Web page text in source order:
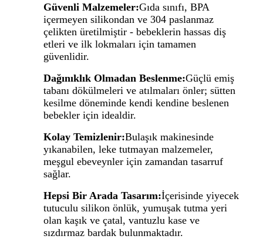
Güvenli Malzemeler:Gıda sınıfı, BPA
içermeyen silikondan ve 304 paslanmaz
çelikten üretilmiştir - bebeklerin hassas diş
etleri ve ilk lokmaları için tamamen
güvenlidir.
Dağınıklık Olmadan Beslenme:Güçlü emiş
tabanı dökülmeleri ve atılmaları önler; sütten
kesilme döneminde kendi kendine beslenen
bebekler için idealdir.
Kolay Temizlenir:Bulaşık makinesinde
yıkanabilen, leke tutmayan malzemeler,
meşgul ebeveynler için zamandan tasarruf
sağlar.
Hepsi Bir Arada Tasarım:İçerisinde yiyecek
tutuculu silikon önlük, yumuşak tutma yeri
olan kaşık ve çatal, vantuzlu kase ve
sızdırmaz bardak bulunmaktadır.